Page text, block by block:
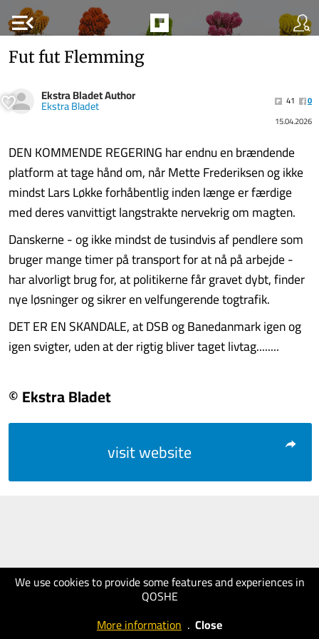
menu_open
We use cookies to provide some features and experiences in
QOSHE
More information . Close
Fut fut Flemming
Ekstra Bladet Author
Ekstra Bladet 41
0
15.04.2026
DEN KOMMENDE REGERING har endnu en brændende
platform at tage hånd om, når Mette Frederiksen og ikke
mindst Lars Løkke forhåbentlig inden længe er færdige
med deres vanvittigt langstrakte nervekrig om magten.
Danskerne - og ikke mindst de tusindvis af pendlere som
bruger mange timer på transport for at nå på arbejde -
har alvorligt brug for, at politikerne får gravet dybt, finder
nye løsninger og sikrer en velfungerende togtrafik.
DET ER EN SKANDALE, at DSB og Banedanmark igen og
igen svigter, uden at der rigtig bliver taget livtag........
© Ekstra Bladet
visit website